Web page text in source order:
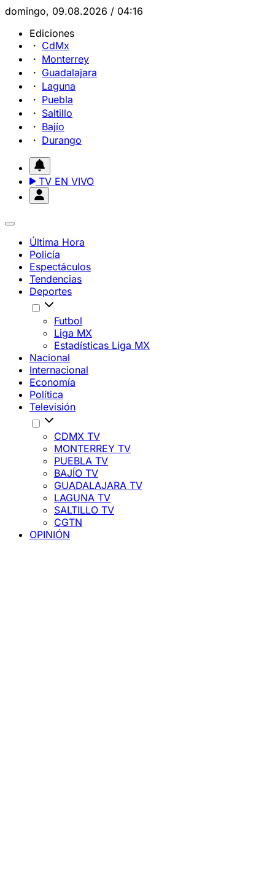
domingo, 09.08.2026 / 04:16
Ediciones
CdMx
Monterrey
Guadalajara
Laguna
Puebla
Saltillo
Bajío
Durango
TV EN VIVO
Última Hora
Policía
Espectáculos
Tendencias
Deportes
Futbol
Liga MX
Estadísticas Liga MX
Nacional
Internacional
Economía
Política
Televisión
CDMX TV
MONTERREY TV
PUEBLA TV
BAJÍO TV
GUADALAJARA TV
LAGUNA TV
SALTILLO TV
CGTN
OPINIÓN